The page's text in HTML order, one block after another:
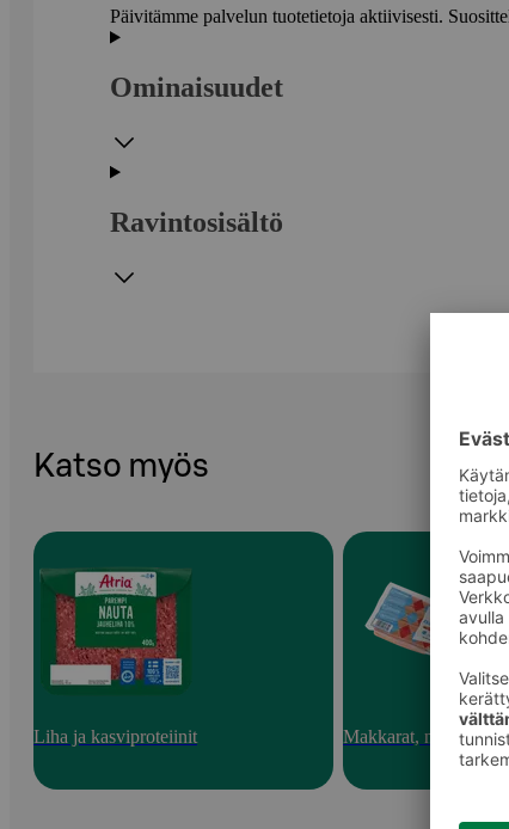
Päivitämme palvelun tuotetietoja aktiivisesti.
Ominaisuudet
Ravintosisältö
Katso myös
Liha ja kasviproteiinit Makkarat, nakit ja